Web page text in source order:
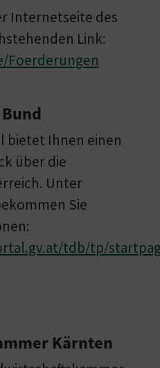
Internetseite des
Link:
Foerderungen
bietet Ihnen einen
über die
Unter
Sie
tdb/tp/
Kärnten